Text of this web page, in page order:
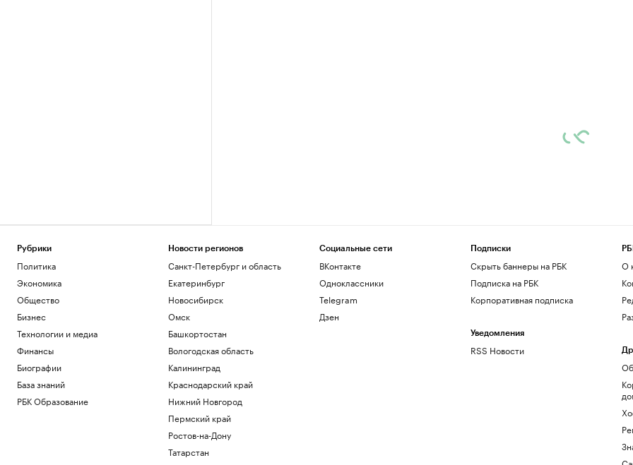
Рубрики
Политика
Экономика
Общество
Бизнес
Технологии и медиа
Финансы
Биографии
База знаний
РБК Образование
Новости регионов
Санкт-Петербург и область
Екатеринбург
Новосибирск
Омск
Башкортостан
Вологодская область
Калининград
Краснодарский край
Нижний Новгород
Пермский край
Ростов-на-Дону
Татарстан
Социальные сети
ВКонтакте
Одноклассники
Telegram
Дзен
Подписки
Скрыть баннеры на РБК
Подписка на РБК
Корпоративная подписка
Уведомления
RSS Новости
О